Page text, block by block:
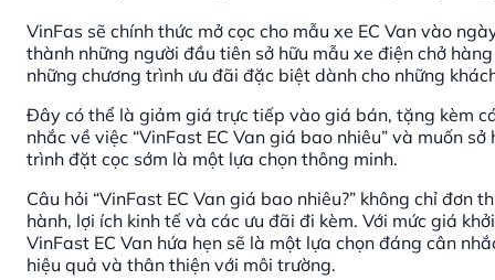
VinFas sẽ chính thức mở cọc cho mẫu xe EC Van vào
thành những người đầu tiên sở hữu mẫu xe điện chở
những chương trình ưu đãi đặc biệt dành cho những
Đây có thể là giảm giá trực tiếp vào giá bán, tặng kèm
nhắc về việc “VinFast EC Van giá bao nhiêu” và muốn
trình đặt cọc sớm là một lựa chọn thông minh.
Câu hỏi “VinFast EC Van giá bao nhiêu?” không chỉ
hành, lợi ích kinh tế và các ưu đãi đi kèm. Với mức giá
VinFast EC Van hứa hẹn sẽ là một lựa chọn đáng cân
hiệu quả và thân thiện với môi trường.